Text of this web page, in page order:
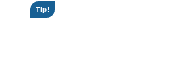
Tip!